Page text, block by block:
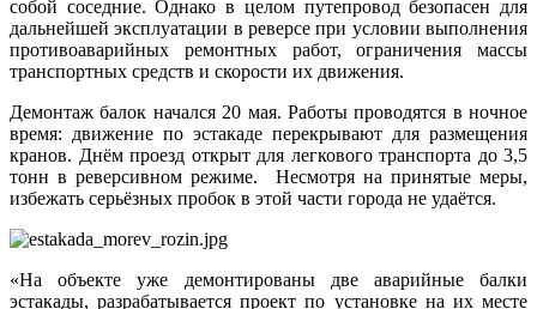
собой соседние. Однако в целом путепровод безопасен для
дальнейшей эксплуатации в реверсе при условии выполнения
противоаварийных ремонтных работ, ограничения массы
транспортных средств и скорости их движения.
Демонтаж балок начался 20 мая. Работы проводятся в ночное
время: движение по эстакаде перекрывают для размещения
кранов. Днём проезд открыт для легкового транспорта до 3,5
тонн в реверсивном режиме. Несмотря на принятые меры,
избежать серьёзных пробок в этой части города не удаётся.
«На объекте уже демонтированы две аварийные балки
эстакады, разрабатывается проект по установке на их месте